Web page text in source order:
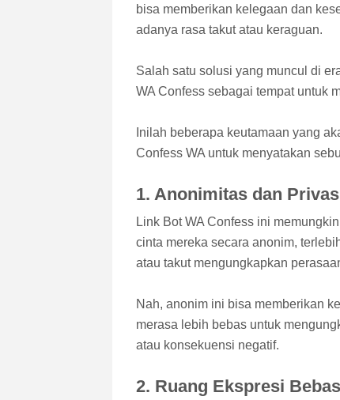
bisa memberikan kelegaan dan
adanya rasa takut atau keraguan.
Salah satu solusi yang muncul di
WA Confess sebagai tempat untuk
Inilah beberapa keutamaan yang
Confess WA untuk menyatakan
1. Anonimitas dan
Link Bot WA Confess ini
cinta mereka secara anonim,
atau takut mengungkapkan
Nah, anonim ini bisa memberikan
merasa lebih bebas untuk
atau konsekuensi negatif.
2. Ruang Ekspresi Bebas